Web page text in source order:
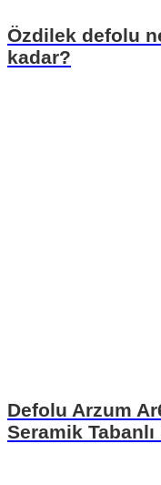
Özdilek defolu
kadar?
Defolu Arzum
Seramik Tabanlı